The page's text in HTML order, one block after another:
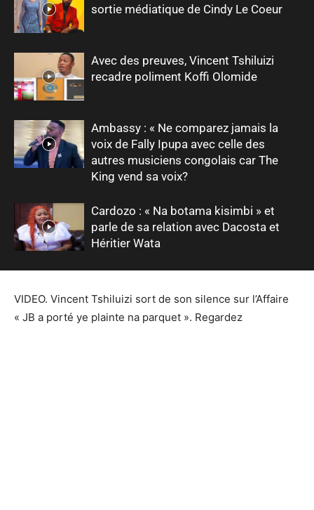
sortie médiatique de Cindy Le Coeur
Avec des preuves, Vincent Tshiluizi
recadre poliment Koffi Olomide
Ambassy : « Ne comparez jamais la
voix de Fally Ipupa avec celle des
autres musiciens congolais car The
King vend sa voix?
Cardozo : « Na botama kisimbi » et
parle de sa relation avec Dacosta et
Héritier Wata
VIDEO. Vincent Tshiluizi sort de son silence sur l’Affaire
« JB a porté ye plainte na parquet ». Regardez